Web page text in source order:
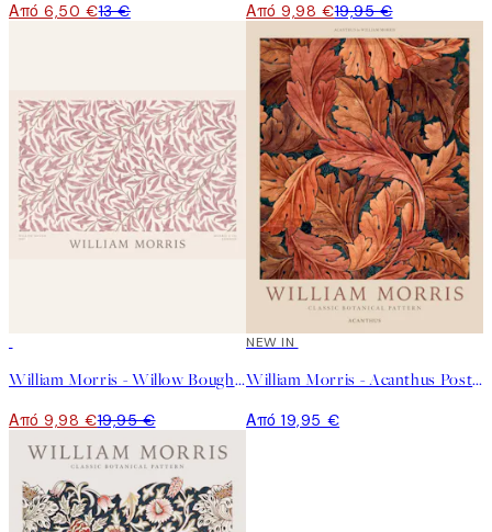
Από 6,50 €13 € Από 9,98 €19,95 €
William Morris - Willow Bough Pink Landscape Poster
Από 9,98 €19,95 €
NEW IN
William Morris - Acanthus Poster
Από 19,95 €